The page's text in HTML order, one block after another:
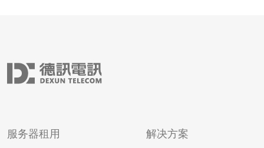
服务器租用 解决方案